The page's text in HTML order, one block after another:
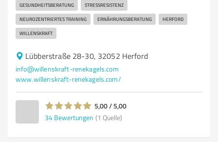
GESUNDHEITSBERATUNG STRESSRESISTENZ
NEUROZENTRIERTES TRAINING ERNÄHRUNGSBERATUNG HERFORD
WILLENSKRAFT
Lübberstraße 28-30, 32052 Herford
info@willenskraft-renekagels.com
www.willenskraft-renekagels.com/
5,00 / 5,00
34 Bewertungen (1 Quelle)